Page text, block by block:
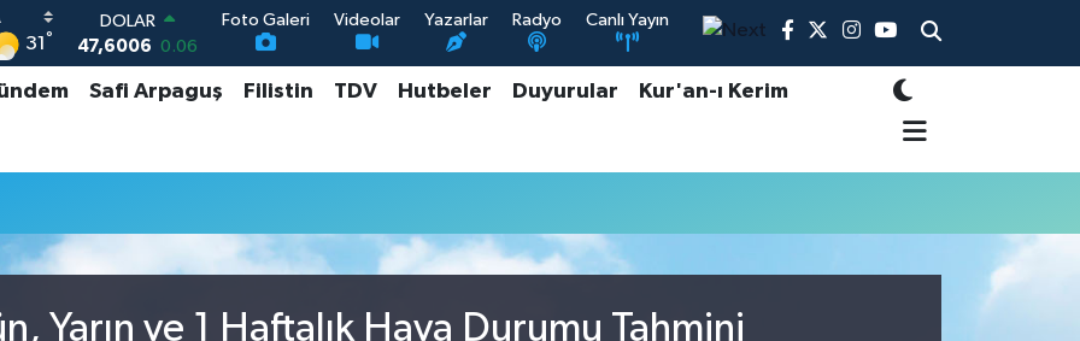
31 °
DOLAR
47,6006 0.06
EURO
55,0250 0.02
GRAM ALTIN
Foto Galeri Videolar Yazarlar Radyo Canlı Yayın
Safi Arpaguş Filistin TDV Hutbeler Duyurular Kur'an-ı Kerim
Yarın ve 1 Haftalık Hava Durumu Tahmini